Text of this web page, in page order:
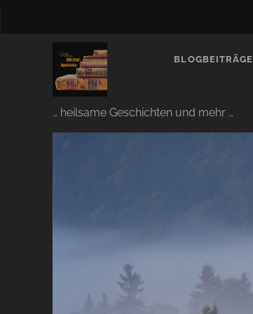
… heilsame Geschichten und mehr …
BLOGBEITRÄGE